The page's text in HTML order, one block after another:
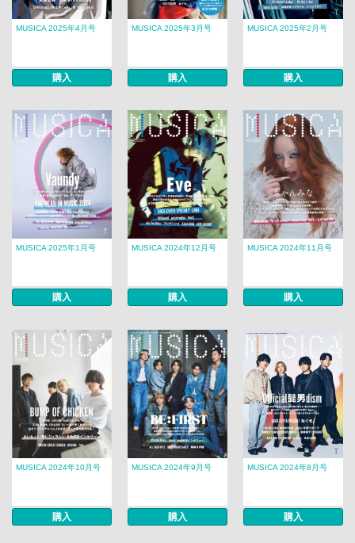
MUSICA 2025年4月号
購入
MUSICA 2025年3月号
購入
MUSICA 2025年2月号
購入
MUSICA 2025年1月号
購入
MUSICA 2024年12月号
購入
MUSICA 2024年11月号
購入
MUSICA 2024年10月号
購入
MUSICA 2024年9月号
購入
MUSICA 2024年8月号
購入